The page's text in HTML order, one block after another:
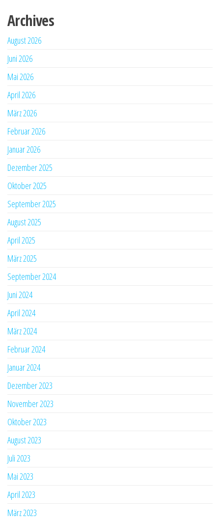
Archives
August 2026
Juni 2026
Mai 2026
April 2026
März 2026
Februar 2026
Januar 2026
Dezember 2025
Oktober 2025
September 2025
August 2025
April 2025
März 2025
September 2024
Juni 2024
April 2024
März 2024
Februar 2024
Januar 2024
Dezember 2023
November 2023
Oktober 2023
August 2023
Juli 2023
Mai 2023
April 2023
März 2023